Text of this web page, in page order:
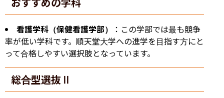
看護学科（保健看護学部）
：この学部では最も競争
率が低い学科です。順天堂大学への進学を目指す方にと
って合格しやすい選択肢となっています。
総合型選抜Ⅱ